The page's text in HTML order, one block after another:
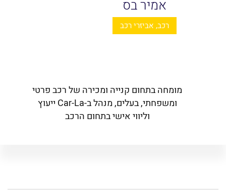
אמיר בס
רכב, אביזרי רכב
מומחה בתחום קנייה ומכירה של רכב פרטי
ומשפחתי, ‏בעלים, מנהל‏ ב-‏Car-La ייעוץ
וליווי אישי בתחום הרכב‏